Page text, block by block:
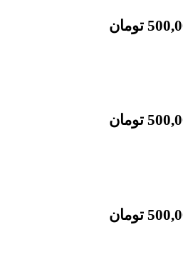
تومان
تومان
تومان